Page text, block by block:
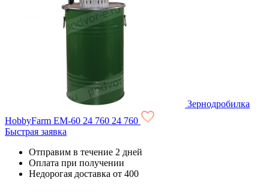
Зернодробилка
HobbyFarm EM-60 24 760 24 760
Быстрая заявка
Отправим в течение 2 дней
Оплата при получении
Недорогая доставка от 400